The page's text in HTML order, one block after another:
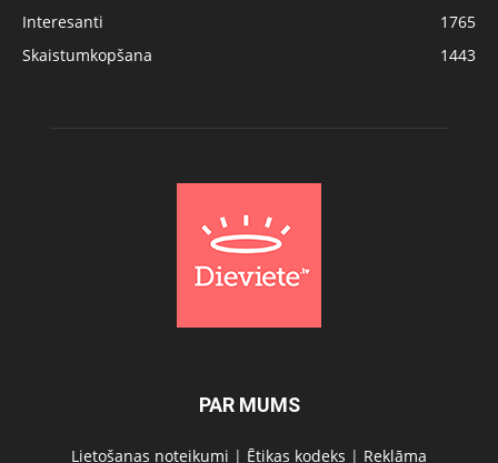
Interesanti
1765
Skaistumkopšana
1443
PAR MUMS
Lietošanas noteikumi | Ētikas kodeks | Reklāma